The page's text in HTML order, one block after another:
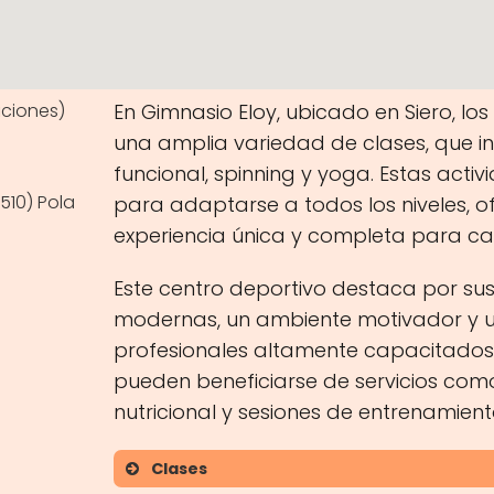
Pola
En Gimnasio Eloy, ubicado en Siero,
una amplia variedad de clases, que
funcional, spinning y yoga. Estas
para adaptarse a todos los niveles,
experiencia única y completa para
Este centro deportivo destaca por
modernas, un ambiente motivador y
profesionales altamente
pueden beneficiarse de servicios
nutricional y sesiones de
Clases